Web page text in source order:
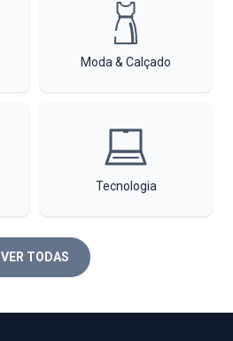
Moda & Calçado
Tecnologia
VER TODAS